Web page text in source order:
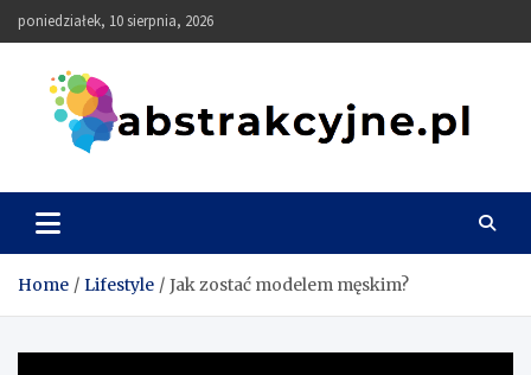
to
poniedziałek, 10 sierpnia, 2026
Abstrakcyjne
Home Lifestyle Jak zostać modelem męskim?